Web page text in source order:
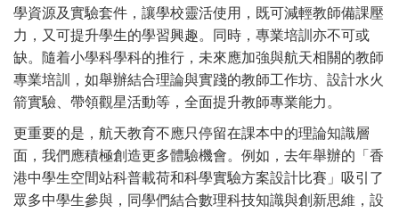
學資源及實驗套件，讓學校靈活使用，既可減輕教師備課壓
力，又可提升學生的學習興趣。同時，專業培訓亦不可或
缺。隨着小學科學科的推行，未來應加強與航天相關的教師
專業培訓，如舉辦結合理論與實踐的教師工作坊、設計水火
箭實驗、帶領觀星活動等，全面提升教師專業能力。
更重要的是，航天教育不應只停留在課本中的理論知識層
面，我們應積極創造更多體驗機會。例如，去年舉辦的「香
港中學生空間站科普載荷和科學實驗方案設計比賽」吸引了
眾多中學生參與，同學們結合數理科技知識與創新思維，設